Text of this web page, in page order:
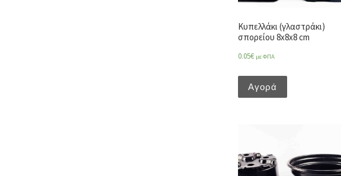
Κυπελλάκι (γλαστράκι)
σπορείου 8x8x8 cm
0.05€ με ΦΠΑ
Αγορά